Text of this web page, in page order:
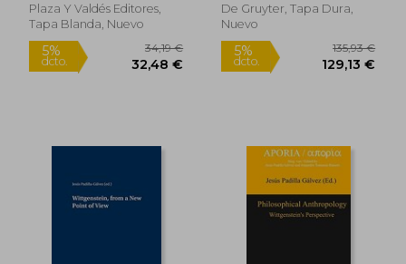
Plaza Y Valdés Editores,
Tapa Blanda, Nuevo
De Gruyter, Tapa Dura,
Nuevo